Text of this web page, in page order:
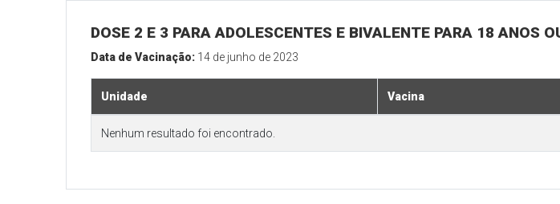
DOSE 2 E 3 PARA ADOLESCENTES E BIVALENTE PARA 18 ANOS
Data de Vacinação: 14 de junho de 2023
Unidade Vacina
Nenhum resultado foi encontrado.